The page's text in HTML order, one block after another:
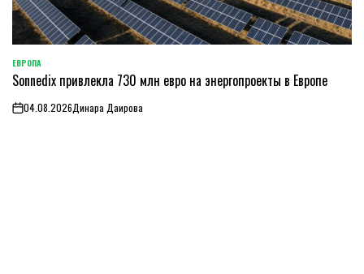
ОПУБЛИКОВАНО
В
ЕВРОПА
Sonnedix привлекла 730 млн евро на энергопроекты в Европе
on04.08.2026Динара Даирова